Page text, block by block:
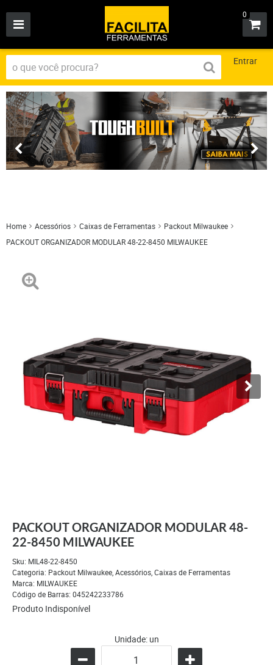
0
Entrar
Home Acessórios Caixas de Ferramentas
Packout Milwaukee
PACKOUT ORGANIZADOR MODULAR 48-22-8450 MILWAUKEE
PACKOUT ORGANIZADOR MODULAR 48-
22-8450 MILWAUKEE
Sku: MIL48-22-8450
Categoria: Packout Milwaukee,Acessórios,Caixas de Ferramentas
Marca: MILWAUKEE
Código de Barras: 045242233786
Produto Indisponível
Unidade: un